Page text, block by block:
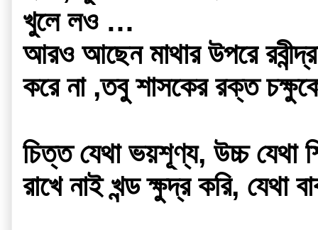
খুলে লও …
আরও আছেন মাথার উপরে
করে না ,তবু শাসকের রক্ত
চিত্ত যেথা ভয়শূণ্য, উচ্চ যেথা
রাখে নাই খন্ড ক্ষুদ্র করি, যেথা